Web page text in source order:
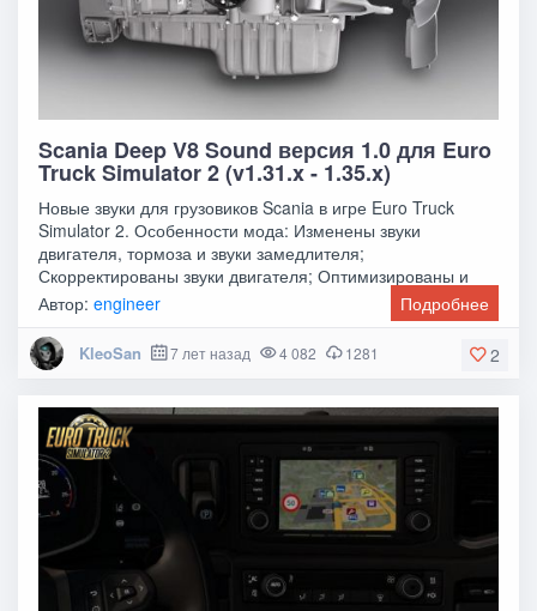
Scania Deep V8 Sound версия 1.0 для Euro
Truck Simulator 2 (v1.31.x - 1.35.x)
Новые звуки для грузовиков Scania в игре Euro Truck
Simulator 2. Особенности мода: Изменены звуки
двигателя, тормоза и звуки замедлителя;
Скорректированы звуки двигателя; Оптимизированы и
добавлены
Автор:engineer Подробнее
2
KleoSan 7 лет назад 4 082 1281